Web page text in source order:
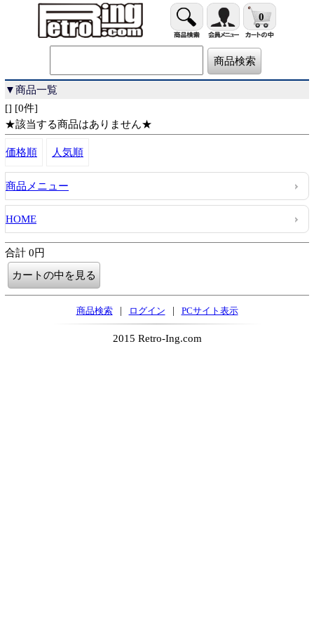
0
▼商品一覧
[] [0件]
★該当する商品はありません★
価格順 人気順
商品メニュー
HOME
合計 0円
商品検索 | ログイン | PCサイト表示
2015 Retro-Ing.com